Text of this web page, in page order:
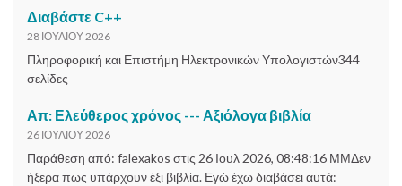
Διαβάστε C++
28 ΙΟΥΛΊΟΥ 2026
Πληροφορική και Επιστήμη Ηλεκτρονικών Υπολογιστών344
σελίδες
Απ: Ελεύθερος χρόνος --- Αξιόλογα βιβλία
26 ΙΟΥΛΊΟΥ 2026
Παράθεση από: falexakos στις 26 Ιουλ 2026, 08:48:16 ΜΜΔεν
ήξερα πως υπάρχουν έξι βιβλία. Εγώ έχω διαβάσει αυτά: